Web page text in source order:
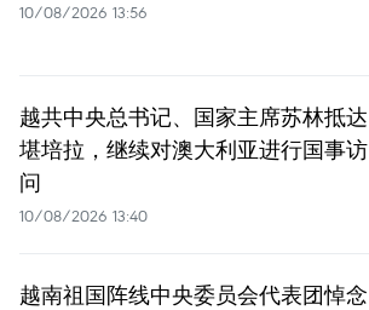
10/08/2026 13:56
越共中央总书记、国家主席苏林抵达
堪培拉，继续对澳大利亚进行国事访
问
10/08/2026 13:40
越南祖国阵线中央委员会代表团悼念